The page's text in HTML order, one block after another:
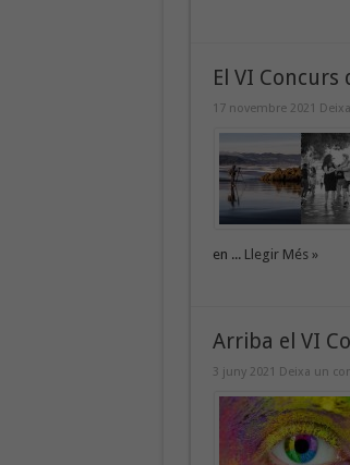
El VI
17 novembre 2021
en ... Llegir Més »
Arriba el VI
3 juny 2021 Deixa un